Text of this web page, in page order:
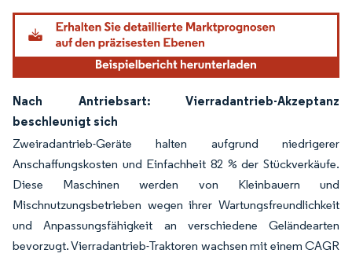
Nach Antriebsart: Vierradantrieb-Akzeptanz
beschleunigt sich
Zweiradantrieb-Geräte halten aufgrund niedrigerer
Anschaffungskosten und Einfachheit 82 % der Stückverkäufe.
Diese Maschinen werden von Kleinbauern und
Mischnutzungsbetrieben wegen ihrer Wartungsfreundlichkeit
und Anpassungsfähigkeit an verschiedene Geländearten
bevorzugt. Vierradantrieb-Traktoren wachsen mit einem CAGR